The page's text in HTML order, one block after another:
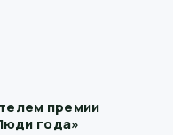
премии
года»